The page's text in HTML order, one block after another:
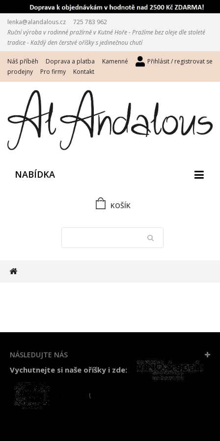
lenka@alandalous.cz 725 783 962
Ruční výroba v rodinné pražírně v Kutné Hoře - Pražíme bez oleje dle stoleté
tradice - Každý den čerstvé oříšky s jedinečnou chutí
Přihlásit / registrovat se
Náš příběh Doprava a platba
Kamenné
prodejny
Pro firmy Kontakt
NABÍDKA
KOŠÍK
NÁSLEDUJTE NÁS
Vychutnejte si naše oříšky i zde: